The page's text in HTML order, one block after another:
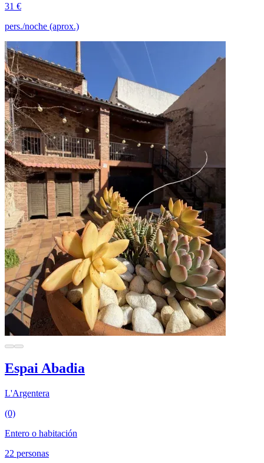
31 €
pers./noche (aprox.)
Espai Abadia
L'Argentera
(0)
Entero o habitación
22 personas